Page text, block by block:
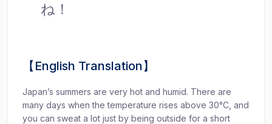
ね！
【English Translation】
Japan’s summers are very hot and humid. There are
many days when the temperature rises above 30°C, and
you can sweat a lot just by being outside for a short